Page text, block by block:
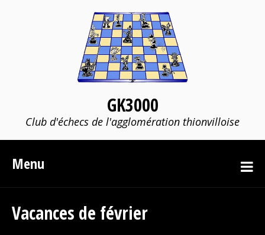
GK3000
Club d'échecs de l'agglomération thionvilloise
Menu
Vacances de février